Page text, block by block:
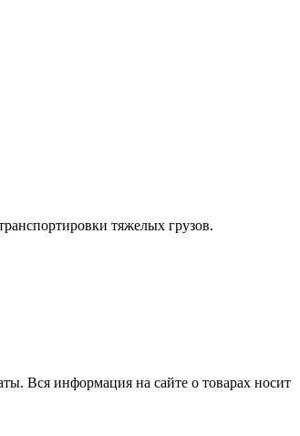
тяжелых грузов.
Вся информация на сайте о товарах носит